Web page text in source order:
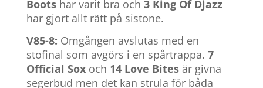
Bootshar varit bra och 3 King Of Djazz
har gjort allt rätt på sistone.
V85-8: Omgången avslutas med en
stofinal som avgörs i en spårtrappa. 7
Official Soxoch 14 Love Bitesär givna
segerbud men det kan strula för båda